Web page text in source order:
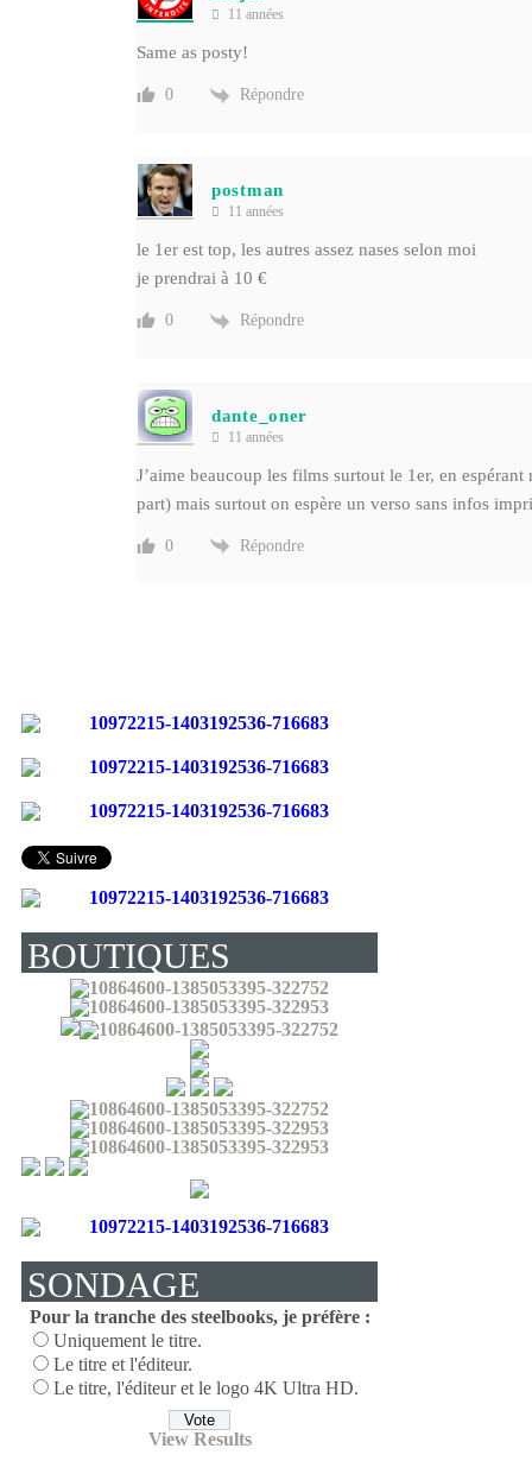
11 années
Same as posty!
0 Répondre
postman
11 années
le 1er est top, les autres assez nases selon moi
je prendrai à 10 €
0 Répondre
dante_oner
11 années
J’aime beaucoup les films surtout le 1er, en
part) mais surtout on espère un verso sans infos
0 Répondre
BOUTIQUES
(LIVRENT EN
FRANCE) :
SONDAGE
Pour la tranche des steelbooks, je préfère :
Uniquement le titre.
Le titre et l'éditeur.
Le titre, l'éditeur et le logo 4K Ultra HD.
View Results